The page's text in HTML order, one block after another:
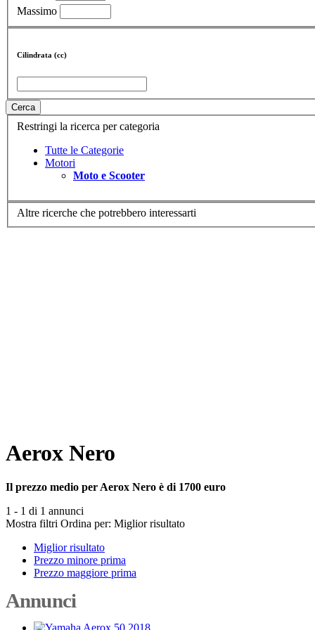
Massimo
Cilindrata (cc)
Cerca
Restringi la ricerca per categoria
Tutte le Categorie
Motori
Moto e Scooter
Altre ricerche che potrebbero interessarti
Aerox Nero
Il prezzo medio per Aerox Nero è di 1700 euro
1 - 1 di 1 annunci
Mostra filtri Ordina per: Miglior risultato
Miglior risultato
Prezzo minore prima
Prezzo maggiore prima
Annunci